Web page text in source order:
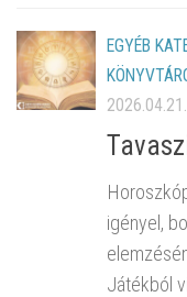
EGYÉB
2026.04.21.
igényel,
Játékból